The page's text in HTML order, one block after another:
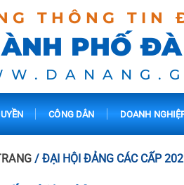
THÔNG TIN
PHỐ
CÔNG DÂN DOANH
/ ĐẠI HỘI ĐẢNG CÁC CẤP